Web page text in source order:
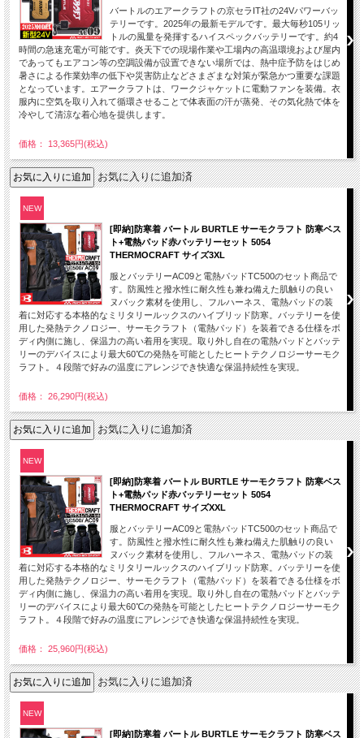
バートルのエアークラフトの京セラIT社の24Vパワーバッ
テリーです。2025年の最新モデルです。最大毎秒105リッ
トルの風量を発揮するハイスペックバッテリーです。約4
時間の急速充電が可能です。炎天下での現場作業や工場内の高温環境および屋内
であってもエアコン等の空調設備が設置できない場所では、熱中症予防をはじめ
暑さによる作業効率の低下や災害防止などさまざまな対策が緊急かつ重要な課題
となっています。エアークラフトは、ワークジャケットに電動ファンを装備。衣
服内に空気を取り入れて循環させることで体表面の汗が蒸発、その気化熱で体を
冷やして清涼な着心地を提供します。
価格： 13,365円(税込)
お気に入りに追加済
NEW
[即納]防寒着 バートル BURTLE サーモクラフト 防寒ベス
ト+電熱パッド赤バッテリーセット 5054
THERMOCRAFT サイズ3XL
服とバッテリーAC09と電熱パッドTC500のセット商品で
す。防風性と撥水性に耐久性も兼ね備えた肌触りの良い
ヌバック素材を使用し、フルハーネス、電熱パッドの装
着に対応する本格的なミリタリールックスのハイブリッド防寒。バッテリーを使
用した発熱テクノロジー、サーモクラフト（電熱パッド）を装着できる仕様をボ
ディ内側に施し、保温力の高い着用を実現。取り外し自在の電熱パッドとバッテ
リーのデバイスにより最大60℃の発熱を可能としたヒートテクノロジーサーモク
ラフト。４段階で好みの温度にアレンジでき快適な保温持続性を実現。
価格： 26,290円(税込)
お気に入りに追加済
NEW
[即納]防寒着 バートル BURTLE サーモクラフト 防寒ベス
ト+電熱パッド赤バッテリーセット 5054
THERMOCRAFT サイズXXL
服とバッテリーAC09と電熱パッドTC500のセット商品で
す。防風性と撥水性に耐久性も兼ね備えた肌触りの良い
ヌバック素材を使用し、フルハーネス、電熱パッドの装
着に対応する本格的なミリタリールックスのハイブリッド防寒。バッテリーを使
用した発熱テクノロジー、サーモクラフト（電熱パッド）を装着できる仕様をボ
ディ内側に施し、保温力の高い着用を実現。取り外し自在の電熱パッドとバッテ
リーのデバイスにより最大60℃の発熱を可能としたヒートテクノロジーサーモク
ラフト。４段階で好みの温度にアレンジでき快適な保温持続性を実現。
価格： 25,960円(税込)
お気に入りに追加済
NEW
[即納]防寒着 バートル BURTLE サーモクラフト 防寒ベス